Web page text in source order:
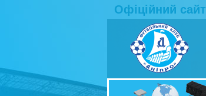
Офіційний сайт